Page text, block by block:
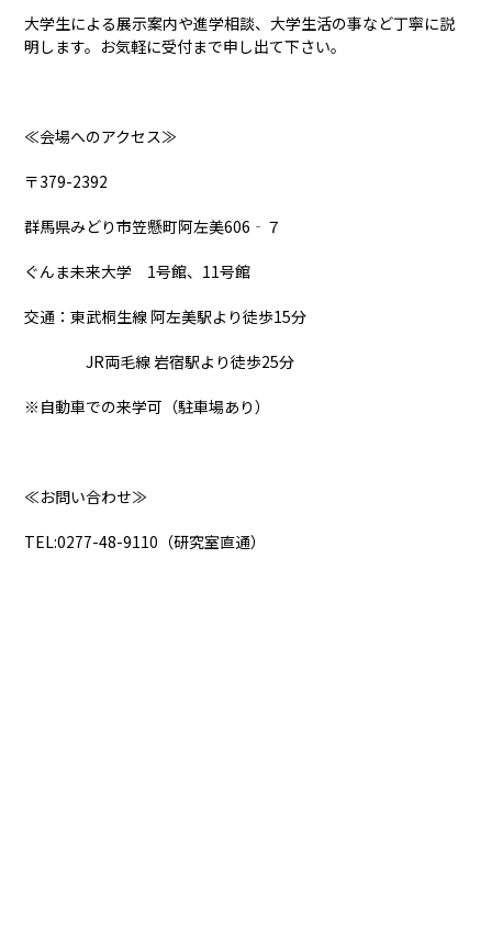
大学生による展示案内や進学相談、大学生活の事など丁寧に説
明します。お気軽に受付まで申し出て下さい。
≪会場へのアクセス≫
〒379-2392
群馬県みどり市笠懸町阿左美606‐７
ぐんま未来大学 1号館、11号館
交通：東武桐生線 阿左美駅より徒歩15分
JR両毛線 岩宿駅より徒歩25分
※自動車での来学可（駐車場あり）
≪お問い合わせ≫
TEL:0277-48-9110（研究室直通）